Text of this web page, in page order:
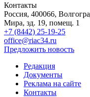
Контакты
Россия, 400066,
Мира, зд. 19, помещ. 1
+7 (8442) 25-19-25
office@riac34.ru
Предложить новость
Редакция
Документы
Реклама на сайте
Контакты